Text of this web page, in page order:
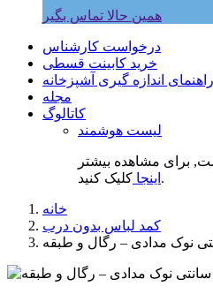
همین حالا تماس بگیر
درخواست کارشناس
خرید کابینت قسطی
راهنمای اندازه گیری آشپزخانه
مجله
کاتالوگ
لیست هوشمند
برای مشاهده بیشتر
اینجا کلیک کنید.
خانه
کمد لباس بدون درب